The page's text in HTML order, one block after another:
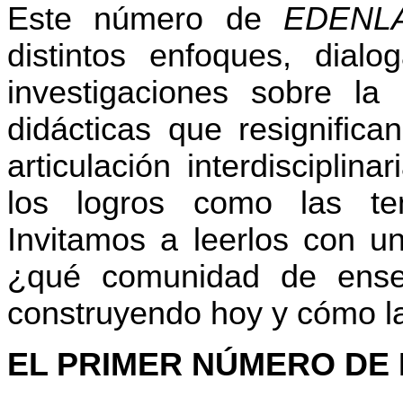
Este número de
distintos enfoques,
investigaciones sobre la
didácticas que
articulación
los logros como las
Invitamos a leerlos con
¿qué comunidad de
construyendo hoy y cómo
EL PRIMER NÚMERO